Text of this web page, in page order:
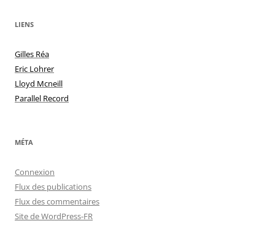
LIENS
Gilles Réa
Eric Lohrer
Lloyd Mcneill
Parallel Record
MÉTA
Connexion
Flux des publications
Flux des commentaires
Site de WordPress-FR